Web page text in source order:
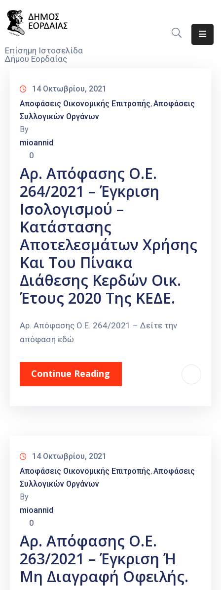
Επίσημη Ιστοσελίδα
Δήμου Εορδαίας
Νέα
Υπηρεσίες
Του
Δήμου
Προσκλήσεις
Αποφάσεις
Τηλέφωνα
Καιρός
14 Οκτωβρίου, 2021
Αποφάσεις Οικονομικής Επιτροπής‚Αποφάσεις
Συλλογικών Οργάνων
By
mioannid
0
Αρ. Απόφασης Ο.Ε.
264/2021 – Έγκριση
Ισολογισμού –
Κατάστασης
Αποτελεσμάτων Χρήσης
Και Του Πίνακα
Διάθεσης Κερδών Οικ.
Έτους 2020 Της ΚΕΔΕ.
Αρ. Απόφασης Ο.Ε. 264/2021 – Δείτε την
απόφαση εδώ
Continue Reading
14 Οκτωβρίου, 2021
Αποφάσεις Οικονομικής Επιτροπής‚Αποφάσεις
Συλλογικών Οργάνων
By
mioannid
0
Αρ. Απόφασης Ο.Ε.
263/2021 – Έγκριση Ή
Μη Διαγραφή Οφειλής.